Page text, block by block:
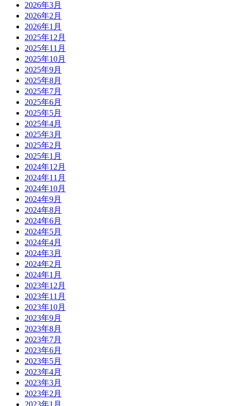
2026年3月
2026年2月
2026年1月
2025年12月
2025年11月
2025年10月
2025年9月
2025年8月
2025年7月
2025年6月
2025年5月
2025年4月
2025年3月
2025年2月
2025年1月
2024年12月
2024年11月
2024年10月
2024年9月
2024年8月
2024年6月
2024年5月
2024年4月
2024年3月
2024年2月
2024年1月
2023年12月
2023年11月
2023年10月
2023年9月
2023年8月
2023年7月
2023年6月
2023年5月
2023年4月
2023年3月
2023年2月